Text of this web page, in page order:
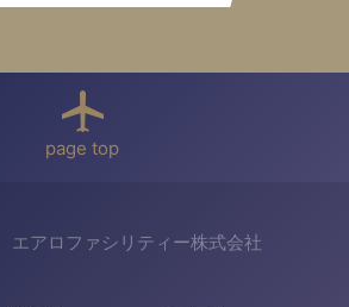
page top
エアロファシリティー株式会社